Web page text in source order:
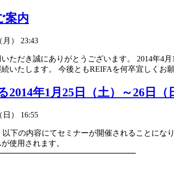
案内
月） 23:43
ただき誠にありがとうございます。 2014年4
いたします。 今後ともREIFAを何卒宜しくお
2014年1月25日（土）～26日
日） 16:55
下の内容にてセミナーが開催されることになり
使用されます。